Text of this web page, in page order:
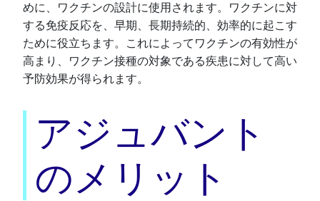
めに、ワクチンの設計に使用されます。ワクチンに対
する免疫反応を、早期、長期持続的、効率的に起こす
ために役立ちます。これによってワクチンの有効性が
高まり、ワクチン接種の対象である疾患に対して高い
予防効果が得られます。
アジュバント
のメリット